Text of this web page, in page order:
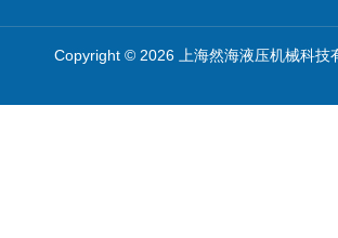
Copyright © 2026 上海然海液压机械科